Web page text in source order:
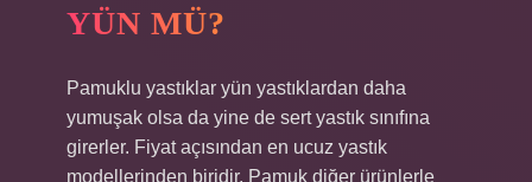
YÜN MÜ?
Pamuklu yastıklar yün yastıklardan daha
yumuşak olsa da yine de sert yastık sınıfına
girerler. Fiyat açısından en ucuz yastık
modellerinden biridir. Pamuk diğer ürünlerle